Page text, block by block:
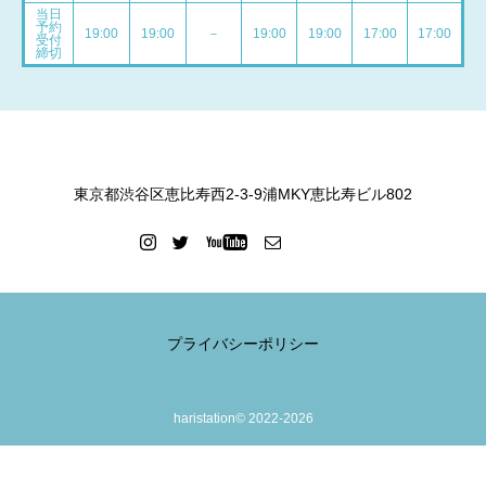
当日
予約
受付
締切
19:00 19:00 － 19:00 19:00 17:00 17:00
東京都渋谷区恵比寿西2-3-9浦MKY恵比寿ビル802
プライバシーポリシー
haristation© 2022-2026